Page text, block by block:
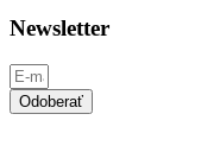
Newsletter
Odoberať